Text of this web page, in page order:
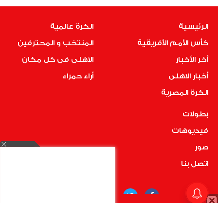
الرئيسية
كأس الأمم الأفريقية
أخر الأخبار
أخبار الاهلى
الكرة المصرية
الكرة عالمية
المنتخب و المحترفين
الاهلى فى كل مكان
أراء حمراء
بطولات
فيديوهات
صور
اتصل بنا